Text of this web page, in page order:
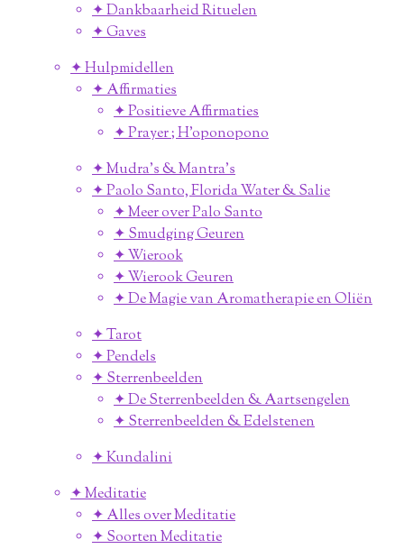
✦ Dankbaarheid Rituelen
✦ Gaves
✦ Hulpmidellen
✦ Affirmaties
✦ Positieve Affirmaties
✦ Prayer ; H'oponopono
✦ Mudra's & Mantra's
✦ Paolo Santo, Florida Water & Salie
✦ Meer over Palo Santo
✦ Smudging Geuren
✦ Wierook
✦ Wierook Geuren
✦ De Magie van Aromatherapie en Oliën
✦ Tarot
✦ Pendels
✦ Sterrenbeelden
✦ De Sterrenbeelden & Aartsengelen
✦ Sterrenbeelden & Edelstenen
✦ Kundalini
✦ Meditatie
✦ Alles over Meditatie
✦ Soorten Meditatie